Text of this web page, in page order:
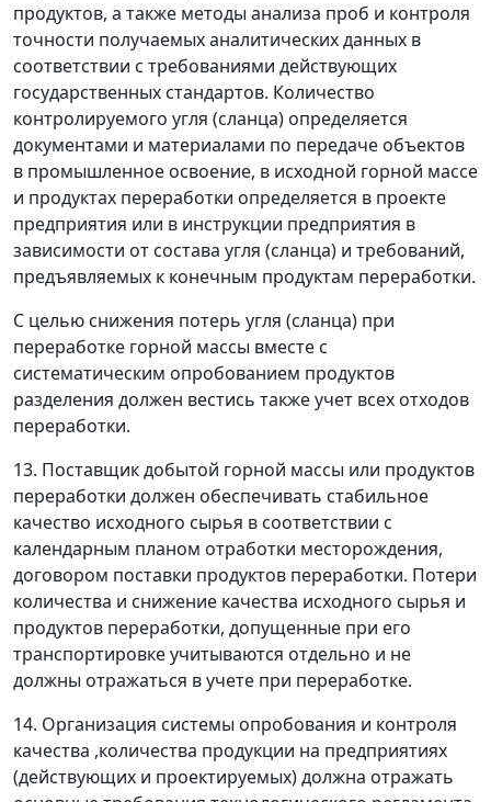
продуктов, а также методы анализа проб и контроля
точности получаемых аналитических данных в
соответствии с требованиями действующих
государственных стандартов. Количество
контролируемого угля (сланца) определяется
документами и материалами по передаче объектов
в промышленное освоение, в исходной горной массе
и продуктах переработки определяется в проекте
предприятия или в инструкции предприятия в
зависимости от состава угля (сланца) и требований,
предъявляемых к конечным продуктам переработки.
С целью снижения потерь угля (сланца) при
переработке горной массы вместе с
систематическим опробованием продуктов
разделения должен вестись также учет всех отходов
переработки.
13. Поставщик добытой горной массы или продуктов
переработки должен обеспечивать стабильное
качество исходного сырья в соответствии с
календарным планом отработки месторождения,
договором поставки продуктов переработки. Потери
количества и снижение качества исходного сырья и
продуктов переработки, допущенные при его
транспортировке учитываются отдельно и не
должны отражаться в учете при переработке.
14. Организация системы опробования и контроля
качества ,количества продукции на предприятиях
(действующих и проектируемых) должна отражать